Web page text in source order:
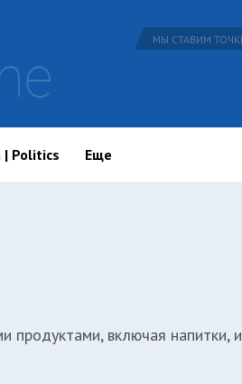
МЫ СТАВИМ
| Politics Еще
продуктами, включая напитки,